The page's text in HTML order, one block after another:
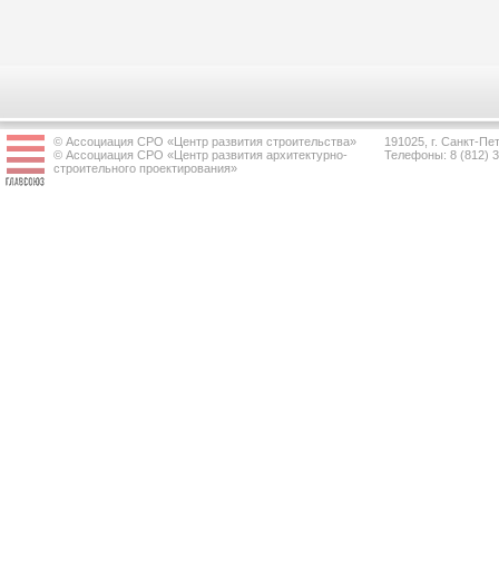
© Ассоциация СРО «Центр развития строительства»
© Ассоциация СРО «Центр развития архитектурно-
строительного проектирования»
191025, г. Санкт-
Телефоны: 8 (812)